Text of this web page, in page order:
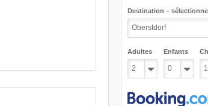
Destination –
Adultes Enfants